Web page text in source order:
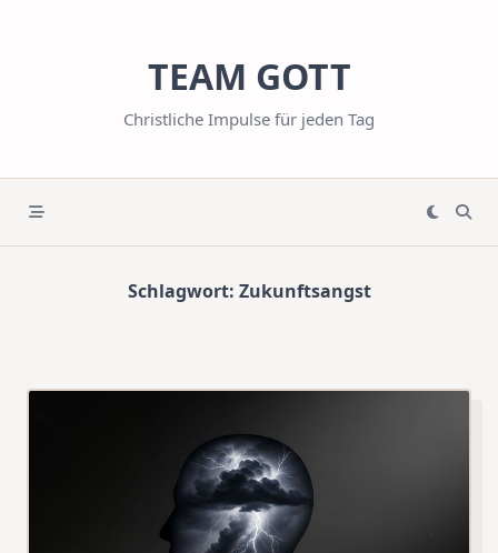
TEAM GOTT
Christliche Impulse für jeden Tag
Schlagwort: Zukunftsangst